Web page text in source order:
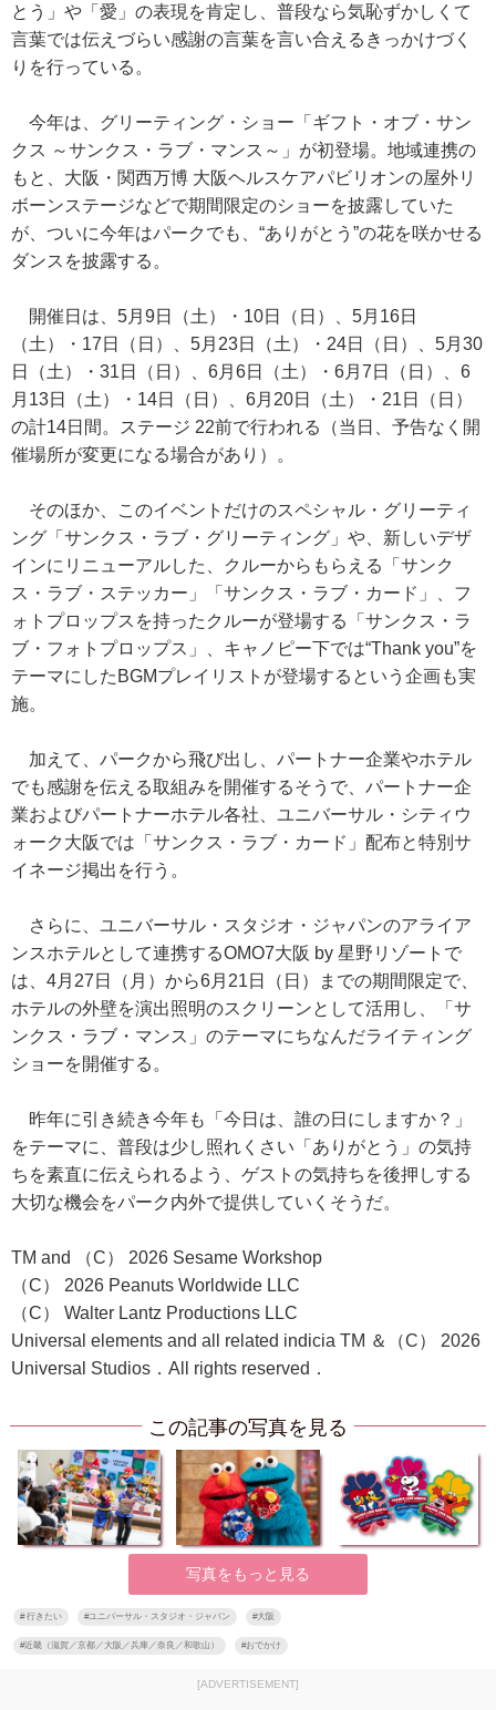
とう」や「愛」の表現を肯定し、普段なら気恥ずかしくて
言葉では伝えづらい感謝の言葉を言い合えるきっかけづく
りを行っている。
今年は、グリーティング・ショー「ギフト・オブ・サン
クス ～サンクス・ラブ・マンス～」が初登場。地域連携の
もと、大阪・関西万博 大阪ヘルスケアパビリオンの屋外リ
ボーンステージなどで期間限定のショーを披露していた
が、ついに今年はパークでも、“ありがとう”の花を咲かせる
ダンスを披露する。
開催日は、5月9日（土）・10日（日）、5月16日
（土）・17日（日）、5月23日（土）・24日（日）、5月30
日（土）・31日（日）、6月6日（土）・6月7日（日）、6
月13日（土）・14日（日）、6月20日（土）・21日（日）
の計14日間。ステージ 22前で行われる（当日、予告なく開
催場所が変更になる場合があり）。
そのほか、このイベントだけのスペシャル・グリーティ
ング「サンクス・ラブ・グリーティング」や、新しいデザ
インにリニューアルした、クルーからもらえる「サンク
ス・ラブ・ステッカー」「サンクス・ラブ・カード」、フ
ォトプロップスを持ったクルーが登場する「サンクス・ラ
ブ・フォトプロップス」、キャノピー下では“Thank you”を
テーマにしたBGMプレイリストが登場するという企画も実
施。
加えて、パークから飛び出し、パートナー企業やホテル
でも感謝を伝える取組みを開催するそうで、パートナー企
業およびパートナーホテル各社、ユニバーサル・シティウ
ォーク大阪では「サンクス・ラブ・カード」配布と特別サ
イネージ掲出を行う。
さらに、ユニバーサル・スタジオ・ジャパンのアライア
ンスホテルとして連携するOMO7大阪 by 星野リゾートで
は、4月27日（月）から6月21日（日）までの期間限定で、
ホテルの外壁を演出照明のスクリーンとして活用し、「サ
ンクス・ラブ・マンス」のテーマにちなんだライティング
ショーを開催する。
昨年に引き続き今年も「今日は、誰の日にしますか？」
をテーマに、普段は少し照れくさい「ありがとう」の気持
ちを素直に伝えられるよう、ゲストの気持ちを後押しする
大切な機会をパーク内外で提供していくそうだ。
TM and （C） 2026 Sesame Workshop
（C） 2026 Peanuts Worldwide LLC
（C） Walter Lantz Productions LLC
Universal elements and all related indicia TM ＆（C） 2026
Universal Studios．All rights reserved．
この記事の写真を見る
写真をもっと見る
#行きたい #ユニバーサル・スタジオ・ジャパン #大阪
#近畿（滋賀／京都／大阪／兵庫／奈良／和歌山） #おでかけ
[ADVERTISEMENT]